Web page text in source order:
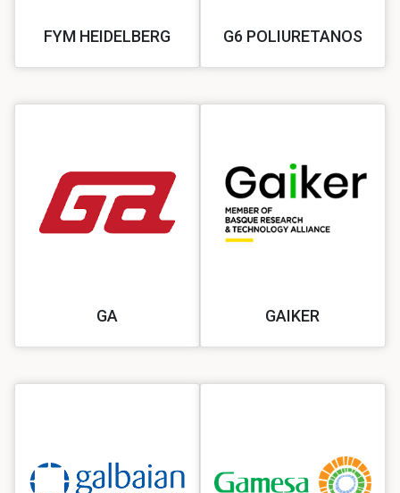
FYM HEIDELBERG G6 POLIURETANOS
GA GAIKER